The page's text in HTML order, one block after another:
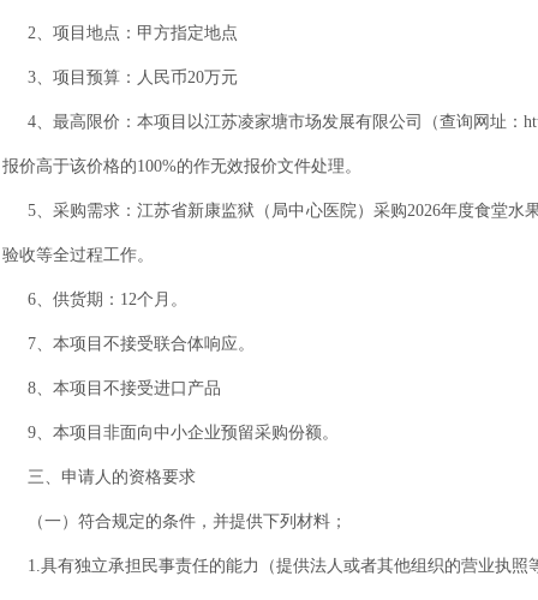
2、项目地点 ：甲方指定地点
3、项目预算：人民币20万元
4、最高限价：本项目以江苏凌家塘市场发展有限公司（查询网址：
报价高于该价格的100%的作无效报价文件处理。
5、采购需求：江苏省新康监狱（局中心医院）采购2026年度食堂
验收等全过程工作。
6、供货期：12个月。
7、本项目不接受联合体响应。
8、本项目不接受进口产品
9、本项目非面向中小企业预留采购份额。
三、申请人的资格要求
（一）符合规定的条件，并提供下列材料；
1.具有独立承担民事责任的能力（提供法人或者其他组织的营业执